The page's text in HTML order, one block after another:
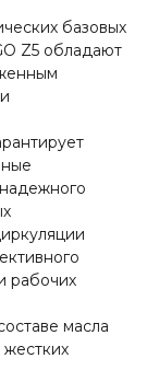
базовых
Z5 обладают
рабочих
масла